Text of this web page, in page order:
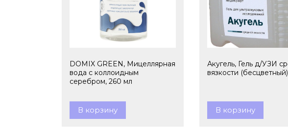
DOMIX GREEN, Мицеллярная
вода с коллоидным
серебром, 260 мл
В корзину
Акугель, Гель д/УЗИ
вязкости
В корзину